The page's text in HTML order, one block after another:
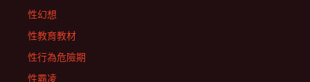
性幻想
性教育教材
性行為危險期
性霸凌